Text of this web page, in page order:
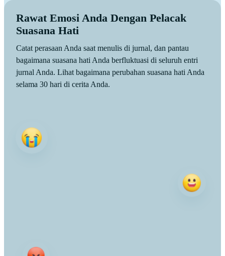
Rawat Emosi Anda Dengan Pelacak
Suasana Hati
Catat perasaan Anda saat menulis di jurnal, dan pantau
bagaimana suasana hati Anda berfluktuasi di seluruh entri
jurnal Anda. Lihat bagaimana perubahan suasana hati Anda
selama 30 hari di cerita Anda.